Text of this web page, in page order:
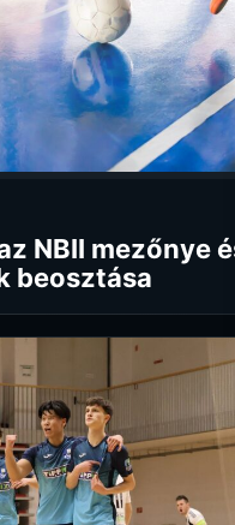
NBII mezőnye
beosztása